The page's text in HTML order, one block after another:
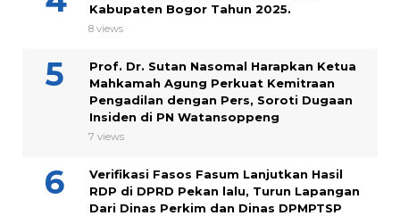
Kabupaten Bogor Tahun 2025.
8 views
Prof. Dr. Sutan Nasomal Harapkan Ketua
Mahkamah Agung Perkuat Kemitraan
Pengadilan dengan Pers, Soroti Dugaan
Insiden di PN Watansoppeng
7 views
Verifikasi Fasos Fasum Lanjutkan Hasil
RDP di DPRD Pekan lalu, Turun Lapangan
Dari Dinas Perkim dan Dinas DPMPTSP